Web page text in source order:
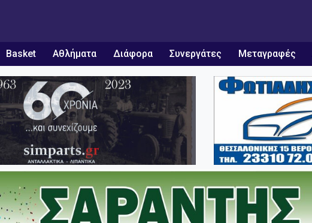
Basket Αθλήματα Διάφορα Συνεργάτες Μεταγραφές